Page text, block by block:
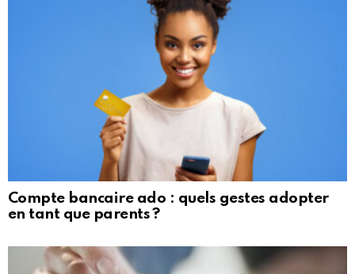
Compte bancaire ado : quels gestes adopter
en tant que parents ?